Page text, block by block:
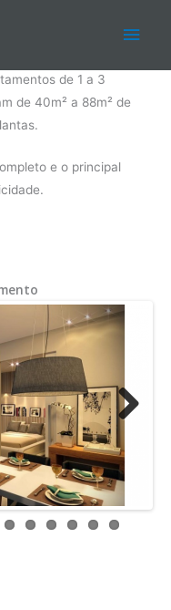
de 1 a 3
de 40m² a 88m² de
e o principal